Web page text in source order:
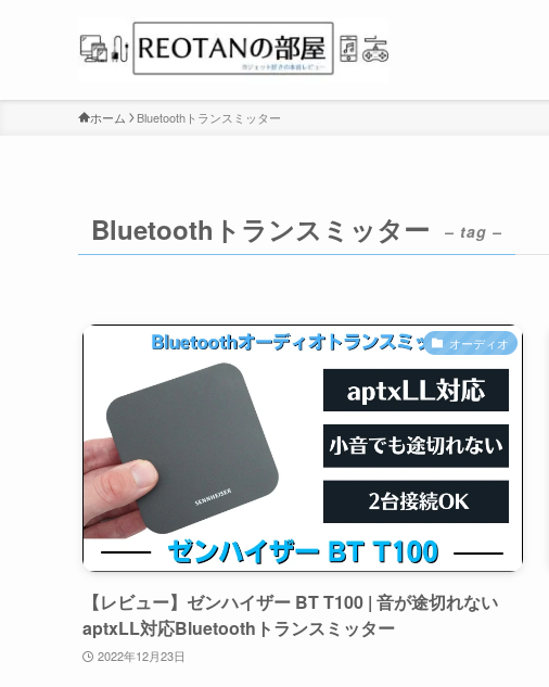
ホーム Bluetoothトランスミッター
Bluetoothトランスミッター – tag –
オーディオ
【レビュー】ゼンハイザー BT T100 | 音が途切れない
aptxLL対応Bluetoothトランスミッター
2022年12月23日